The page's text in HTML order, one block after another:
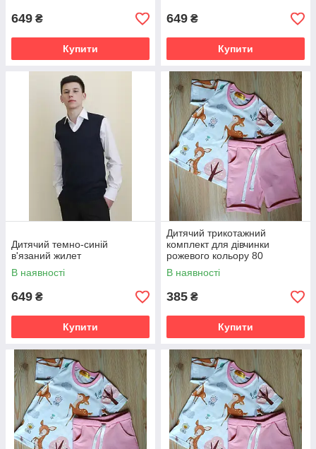
649 ₴
Купити
649 ₴
Купити
Дитячий темно-синій
в'язаний жилет
В наявності
649 ₴
Купити
Дитячий трикотажний
комплект для дівчинки
рожевого кольору 80
В наявності
385 ₴
Купити